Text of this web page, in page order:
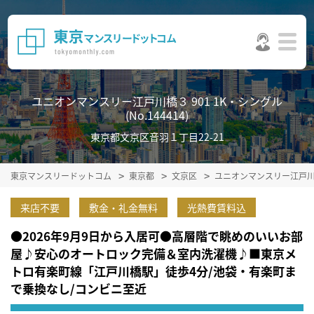
ユニオンマンスリー江戸川橋３ 901 1K・シングル
(No.144414)
東京都文京区音羽１丁目22-21
東京マンスリードットコム 東京都 文京区 ユニオンマンスリー江戸
来店不要 敷金・礼金無料 光熱費賃料込
●2026年9月9日から入居可●高層階で眺めのいいお部
屋♪安心のオートロック完備＆室内洗濯機♪■東京メ
トロ有楽町線「江戸川橋駅」徒歩4分/池袋・有楽町ま
で乗換なし/コンビニ至近